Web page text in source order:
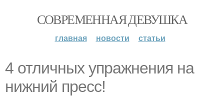
СОВРЕМЕННАЯ ДЕВУШКА
главная новости статьи
4 отличных упражнения на
нижний пресс!